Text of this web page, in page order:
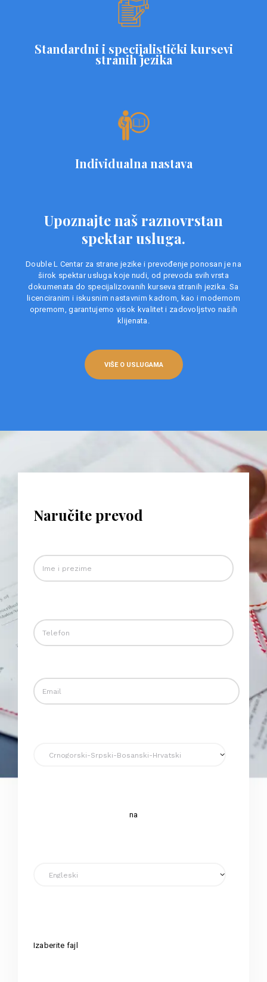
Standardni i specijalistički kursevi
stranih jezika
Individualna nastava
Upoznajte naš raznovrstan
spektar usluga.
Double L Centar za strane jezike i prevođenje ponosan je na
širok spektar usluga koje nudi, od prevoda svih vrsta
dokumenata do specijalizovanih kurseva stranih jezika. Sa
licenciranim i iskusnim nastavnim kadrom, kao i modernom
opremom, garantujemo visok kvalitet i zadovoljstvo naših
klijenata.
VIŠE O USLUGAMA
Naručite prevod
na
Izaberite fajl